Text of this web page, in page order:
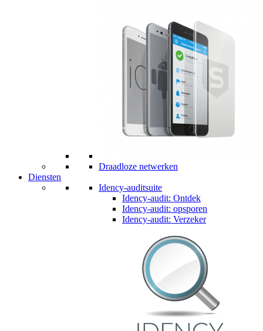
Draadloze netwerken
Diensten
Idency-auditsuite
Idency-audit: Ontdek
Idency-audit: opsporen
Idency-audit: Verzeker